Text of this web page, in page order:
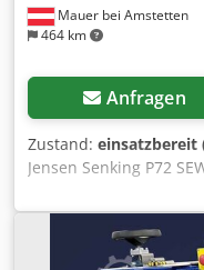
Mauer bei Amstetten
464 km
Anfragen
Zustand: einsatzbereit
Jensen Senking P72